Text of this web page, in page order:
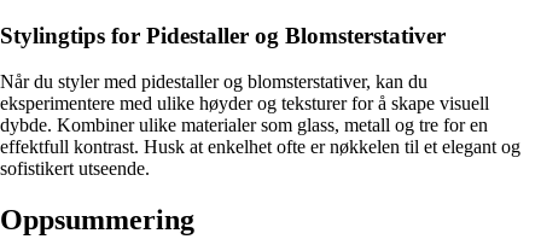
Stylingtips for Pidestaller og Blomsterstativer
Når du styler med pidestaller og blomsterstativer, kan du
eksperimentere med ulike høyder og teksturer for å skape visuell
dybde. Kombiner ulike materialer som glass, metall og tre for en
effektfull kontrast. Husk at enkelhet ofte er nøkkelen til et elegant og
sofistikert utseende.
Oppsummering